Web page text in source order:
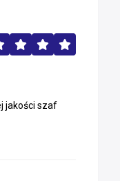
jakości szaf